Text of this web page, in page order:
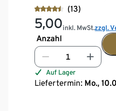
(13)
5,00inkl. MwSt.zzgl.
Anzahl
Auf Lager
Liefertermin: Mo.,